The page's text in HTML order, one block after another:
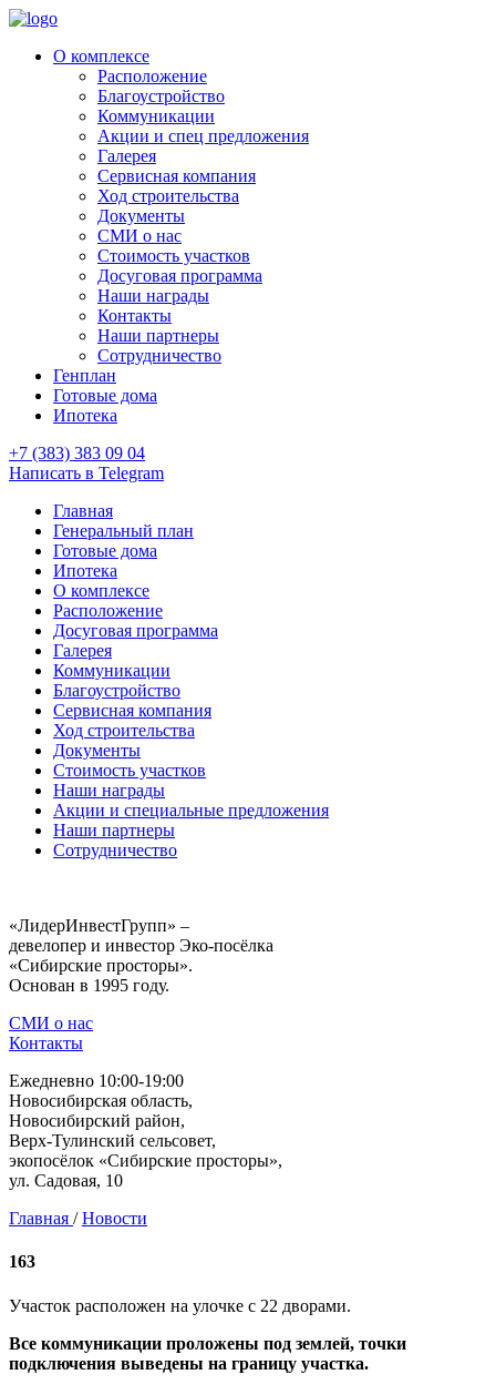
О комплексе
Расположение
Благоустройство
Коммуникации
Акции и спец предложения
Галерея
Сервисная компания
Ход строительства
Документы
СМИ о нас
Стоимость участков
Досуговая программа
Наши награды
Контакты
Наши партнеры
Сотрудничество
Генплан
Готовые дома
Ипотека
+7 (383) 383 09 04
Написать в Telegram
Главная
Генеральный план
Готовые дома
Ипотека
О комплексе
Расположение
Досуговая программа
Галерея
Коммуникации
Благоустройство
Сервисная компания
Ход строительства
Документы
Стоимость участков
Наши награды
Акции и специальные предложения
Наши партнеры
Сотрудничество
«ЛидерИнвестГрупп» –
девелопер и инвестор Эко-посёлка
«Сибирские просторы».
Основан в 1995 году.
СМИ о нас
Контакты
Ежедневно 10:00-19:00
Новосибирская область,
Новосибирский район,
Верх-Тулинский сельсовет,
экопосёлок «Сибирские просторы»,
ул. Садовая, 10
Главная / Новости
163
Участок расположен на улочке с 22 дворами.
Все коммуникации проложены под землей, точки
подключения выведены на границу участка.